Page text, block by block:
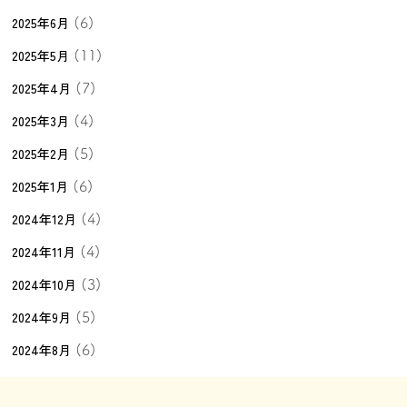
2025年6月 (6)
2025年5月 (11)
2025年4月 (7)
2025年3月 (4)
2025年2月 (5)
2025年1月 (6)
2024年12月 (4)
2024年11月 (4)
2024年10月 (3)
2024年9月 (5)
2024年8月 (6)